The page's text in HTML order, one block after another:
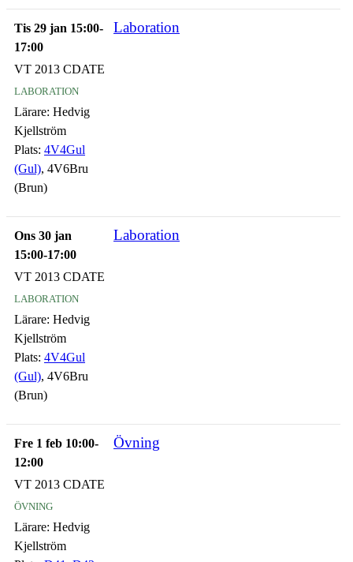
Tis 29 jan 15:00-
17:00
Laboration
VT 2013 CDATE
laboration
Lärare: Hedvig
Kjellström
Plats: 4V4Gul
(Gul), 4V6Bru
(Brun)
Ons 30 jan
15:00-17:00
Laboration
VT 2013 CDATE
laboration
Lärare: Hedvig
Kjellström
Plats: 4V4Gul
(Gul), 4V6Bru
(Brun)
Fre 1 feb 10:00-
12:00
Övning
VT 2013 CDATE
övning
Lärare: Hedvig
Kjellström